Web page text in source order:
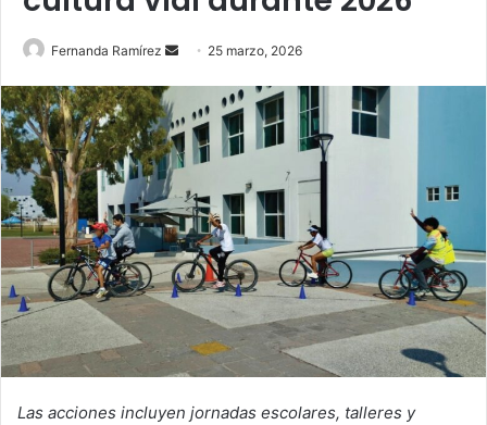
Fernanda Ramírez
Send 25 marzo, 2026
Las acciones incluyen jornadas escolares, talleres y